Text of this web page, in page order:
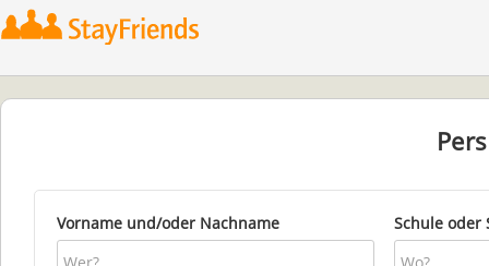
Vorname und/oder Nachname Schule oder